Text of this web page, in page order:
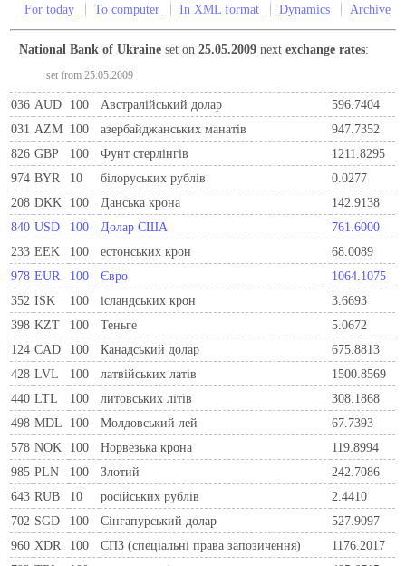
For today To computer In XML format Dynamics Archive
National Bank of Ukraine set on25.05.2009 nextexchange rates:
set from 25.05.2009
036 AUD 100 Австралійський долар
596.7404
031 AZM 100 азербайджанських манатів
947.7352
826 GBP 100 Фунт стерлінгів
1211.8295
974 BYR 10 білоруських рублів
0.0277
208 DKK 100 Данська крона
142.9138
840 USD 100 Долар США
761.6000
233 EEK 100 естонських крон
68.0089
978 EUR 100 Євро
1064.1075
352 ISK 100 ісландських крон
3.6693
398 KZT 100 Теньге
5.0672
124 CAD 100 Канадський долар
675.8813
428 LVL 100 латвійських латів
1500.8569
440 LTL 100 литовських літів
308.1868
498 MDL 100 Молдовський лей
67.7393
578 NOK 100 Норвезька крона
119.8994
985 PLN 100 Злотий
242.7086
643 RUB 10 російських рублів
2.4410
702 SGD 100 Сінгапурський долар
527.9097
960 XDR 100 СПЗ (спеціальні права запозичення)
1176.2017